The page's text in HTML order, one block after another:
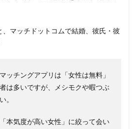
、マッチドットコムで結婚、彼氏・彼
ッチングアプリは「女性は無料」
は多いですが、メシモクや暇つぶ
。
本気度が高い女性」に絞って会い